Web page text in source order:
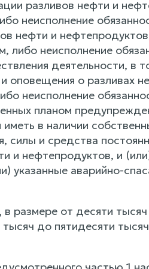
разливов нефти и
неисполнение
нефти и
либо неисполнение
деятельности, в
оповещения о разливах
неисполнение
планом
в наличии
силы и средства
и нефтепродуктов, и
указанные аварийно-
размере от десяти
до пятидесяти